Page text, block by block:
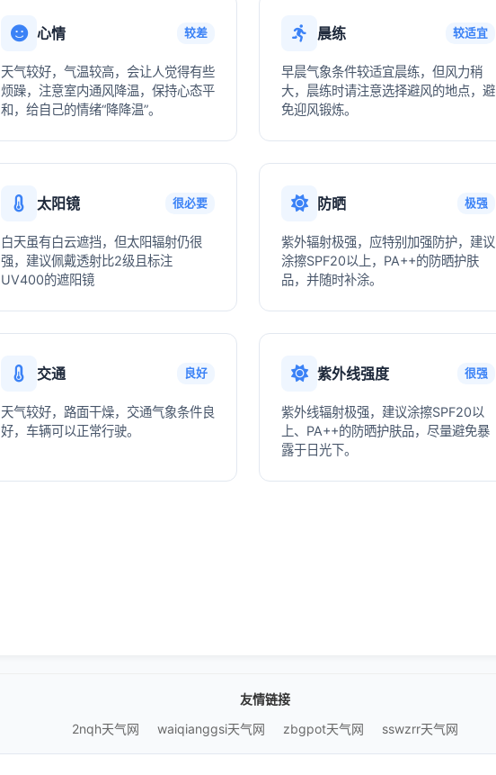
心情 较差
天气较好，气温较高，会让人觉得有些
烦躁，注意室内通风降温，保持心态平
和，给自己的情绪“降降温”。
晨练 较适宜
早晨气象条件较适宜晨练，但风力稍
大，晨练时请注意选择避风的地点，避
免迎风锻炼。
太阳镜 很必要
白天虽有白云遮挡，但太阳辐射仍很
强，建议佩戴透射比2级且标注
UV400的遮阳镜
防晒 极强
紫外辐射极强，应特别加强防护，建议
涂擦SPF20以上，PA++的防晒护肤
品，并随时补涂。
交通 良好
天气较好，路面干燥，交通气象条件良
好，车辆可以正常行驶。
紫外线强度 很强
紫外线辐射极强，建议涂擦SPF20以
上、PA++的防晒护肤品，尽量避免暴
露于日光下。
友情链接
2nqh天气网
waiqianggsi天气网 zbgpot天气网 sswzrr天气网